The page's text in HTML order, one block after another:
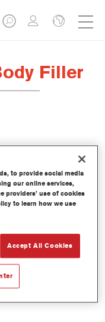
Filler
un proceso más
hace que sea
abrasivo
to provide social media
our online services,
providers’ use of cookies
to learn how we use
Accept All Cookies